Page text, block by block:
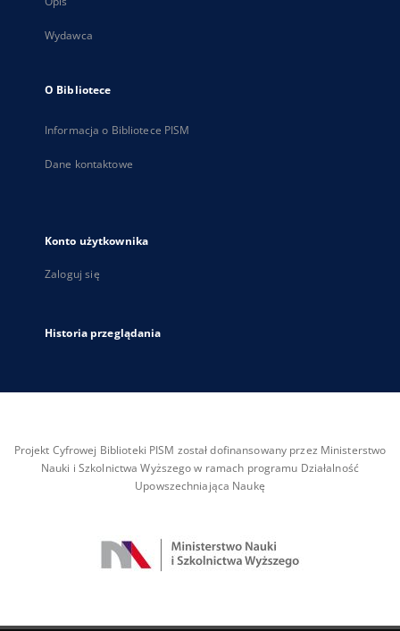
Wydawca
O Bibliotece
Informacja o Bibliotece PISM
Dane kontaktowe
Konto użytkownika
Zaloguj się
Historia przeglądania
Projekt Cyfrowej Biblioteki PISM został dofinansowany przez Ministerstwo
Nauki i Szkolnictwa Wyższego w ramach programu Działalność
Upowszechniająca Naukę